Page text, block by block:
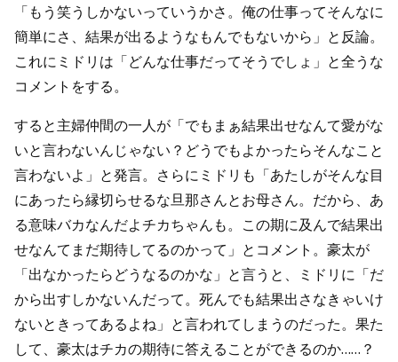
「もう笑うしかないっていうかさ。俺の仕事ってそんなに
簡単にさ、結果が出るようなもんでもないから」と反論。
これにミドリは「どんな仕事だってそうでしょ」と全うな
コメントをする。
すると主婦仲間の一人が「でもまぁ結果出せなんて愛がな
いと言わないんじゃない？どうでもよかったらそんなこと
言わないよ」と発言。さらにミドリも「あたしがそんな目
にあったら縁切らせるな旦那さんとお母さん。だから、あ
る意味バカなんだよチカちゃんも。この期に及んで結果出
せなんてまだ期待してるのかって」とコメント。豪太が
「出なかったらどうなるのかな」と言うと、ミドリに「だ
から出すしかないんだって。死んでも結果出さなきゃいけ
ないときってあるよね」と言われてしまうのだった。果た
して、豪太はチカの期待に答えることができるのか……？